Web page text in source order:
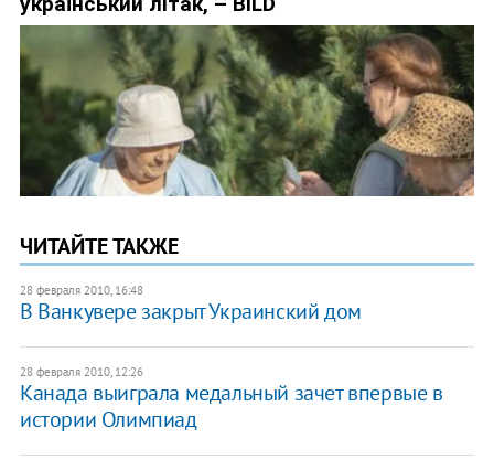
ЧИТАЙТЕ ТАКЖЕ
28 февраля 2010, 16:48
В Ванкувере закрыт Украинский дом
28 февраля 2010, 12:26
Канада выиграла медальный зачет впервые в
истории Олимпиад